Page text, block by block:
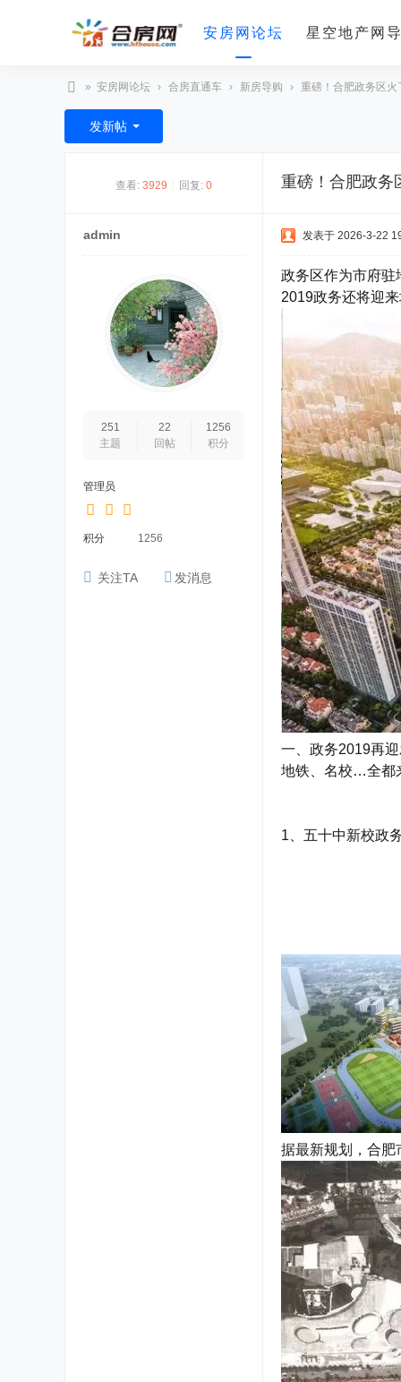
安房网论坛 星空地产网
合
房
» 安房网论坛 › 合房直通车 › 新房导购 › 重磅！合肥政务区火
发新帖
查看: 3929 回复: 0 重磅！合肥政务
admin
251
主题
22
回帖
1256
积分
管理员
积分 1256
关注TA 发消息
发表于 2026-3-22
政务区作为市府驻
2019政务还将迎
一、政务2019再
地铁、名校…全都
1、五十中新校政
据最新规划，合肥